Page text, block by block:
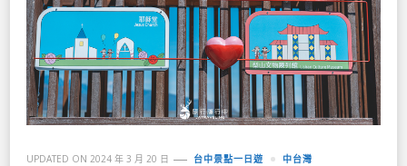
UPDATED ON 2024 年 3 月 20 日 台中景點一日遊 中台灣